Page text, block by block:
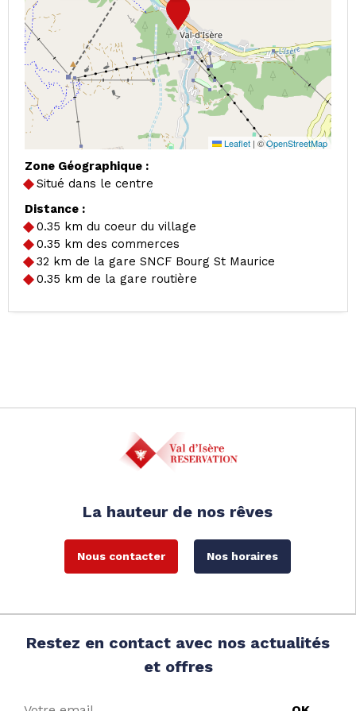
Leaflet |©OpenStreetMap
Zone Géographique :
Situé dans le centre
Distance :
0.35 km du coeur du village
0.35 km des commerces
32 km de la gare SNCF Bourg St Maurice
0.35 km de la gare routière
La hauteur de nos rêves
Nous contacter Nos horaires
Restez en contact avec nos actualités
et offres